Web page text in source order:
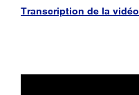
Transcription de la vidéo